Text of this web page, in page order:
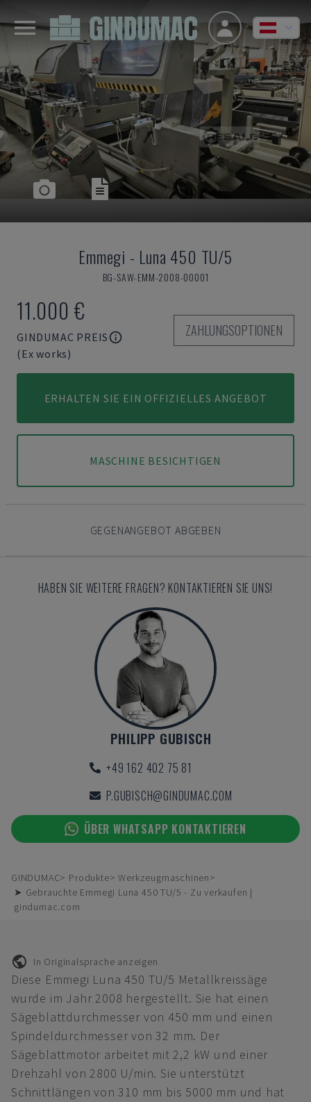
Emmegi - Luna 450 TU/5
BG-SAW-EMM-2008-00001
11.000 €
GINDUMAC PREIS
(Ex works)
ZAHLUNGSOPTIONEN
ERHALTEN SIE EIN OFFIZIELLES ANGEBOT
MASCHINE BESICHTIGEN
GEGENANGEBOT ABGEBEN
HABEN SIE WEITERE FRAGEN? KONTAKTIEREN SIE UNS!
PHILIPP GUBISCH
+49 162 402 75 81
P.GUBISCH@GINDUMAC.COM
ÜBER WHATSAPP KONTAKTIEREN
GINDUMAC Produkte
Werkzeugmaschinen
➤ Gebrauchte Emmegi Luna 450 TU/5 - Zu verkaufen |
gindumac.com
In Originalsprache anzeigen
Diese Emmegi Luna 450 TU/5 Metallkreissäge
wurde im Jahr 2008 hergestellt. Sie hat einen
Sägeblattdurchmesser von 450 mm und einen
Spindeldurchmesser von 32 mm. Der
Sägeblattmotor arbeitet mit 2,2 kW und einer
Drehzahl von 2800 U/min. Sie unterstützt
Schnittlängen von 310 mm bis 5000 mm und hat